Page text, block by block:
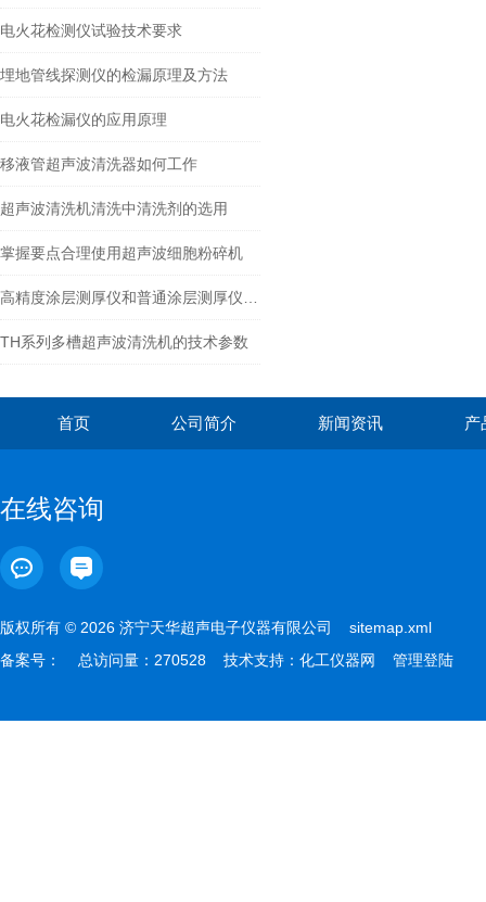
电火花检测仪试验技术要求
埋地管线探测仪的检漏原理及方法
电火花检漏仪的应用原理
移液管超声波清洗器如何工作
超声波清洗机清洗中清洗剂的选用
掌握要点合理使用超声波细胞粉碎机
TH系列多槽超声波清洗机的技术参数
首页 公司简介 新闻资讯 产
在线咨询
版权所有 © 2026 济宁天华超声电子仪器有限公司 sitemap.xml
备案号：
总访问量：270528 技术支持： 化工仪器网 管理登陆